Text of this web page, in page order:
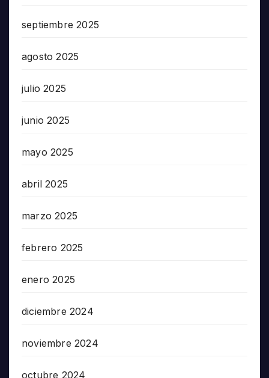
septiembre 2025
agosto 2025
julio 2025
junio 2025
mayo 2025
abril 2025
marzo 2025
febrero 2025
enero 2025
diciembre 2024
noviembre 2024
octubre 2024